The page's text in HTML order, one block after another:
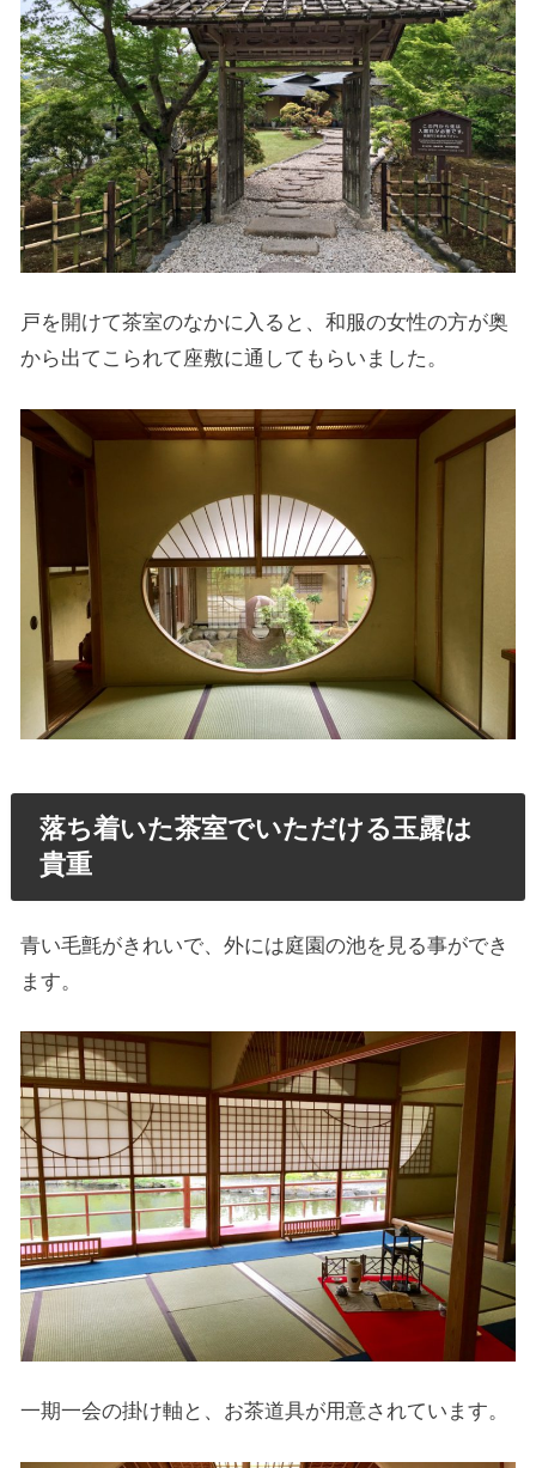
戸を開けて茶室のなかに入ると、和服の女性の方が奥
から出てこられて座敷に通してもらいました。
落ち着いた茶室でいただける玉露は
貴重
青い毛氈がきれいで、外には庭園の池を見る事ができ
ます。
一期一会の掛け軸と、お茶道具が用意されています。